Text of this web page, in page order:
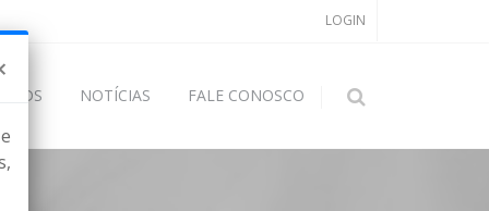
LOGIN
NOTÍCIAS FALE CONOSCO